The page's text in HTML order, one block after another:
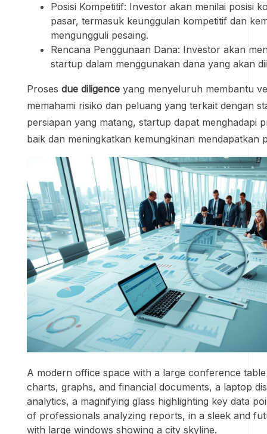
Posisi Kompetitif: Investor akan menilai posisi
pasar, termasuk keunggulan kompetitif dan
mengungguli pesaing.
Rencana Penggunaan Dana: Investor akan
startup dalam menggunakan dana yang akan
Proses due diligence yang menyeluruh membantu
memahami risiko dan peluang yang terkait dengan
persiapan yang matang, startup dapat menghadapi
baik dan meningkatkan kemungkinan mendapatkan
A modern office space with a large conference
charts, graphs, and financial documents, a laptop
analytics, a magnifying glass highlighting key data
of professionals analyzing reports, in a sleek and
with large windows showing a city skyline.